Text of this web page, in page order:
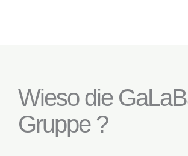
Wieso die
Gruppe ?